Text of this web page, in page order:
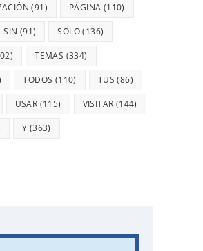
(91) PÁGINA (110)
SIN (91) SOLO(136)
TEMAS (334)
TODOS (110) TUS (86)
USAR (115) VISITAR (144)
Y (363)